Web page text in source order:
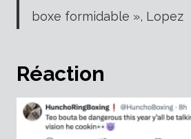
boxe formidable », Lopez
Réaction